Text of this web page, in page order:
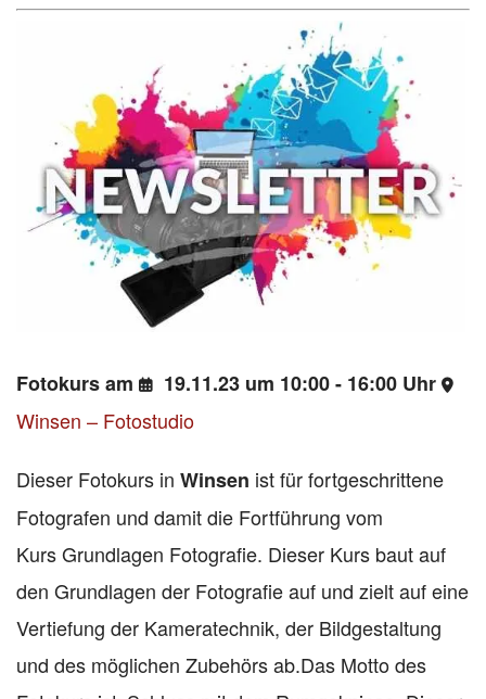
Fotokurs am
19.11.23 um 10:00 - 16:00 Uhr
Winsen – Fotostudio
Dieser Fotokurs in Winsen ist für fortgeschrittene
Fotografen und damit die Fortführung vom
Kurs Grundlagen Fotografie. Dieser Kurs baut auf
den Grundlagen der Fotografie auf und zielt auf eine
Vertiefung der Kameratechnik, der Bildgestaltung
und des möglichen Zubehörs ab.Das Motto des